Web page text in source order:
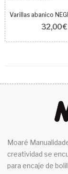
32,00 €
Moaré
creatividad se
para encaje de